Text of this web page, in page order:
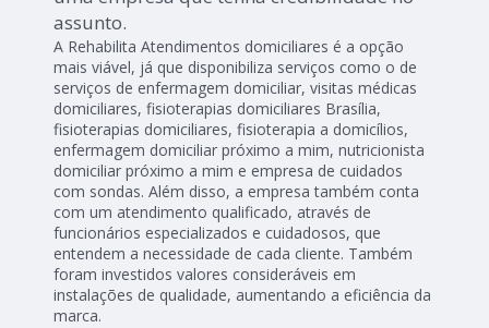
assunto.
A Rehabilita Atendimentos domiciliares é a opção
mais viável, já que disponibiliza serviços como o de
serviços de enfermagem domiciliar, visitas médicas
domiciliares, fisioterapias domiciliares Brasília,
fisioterapias domiciliares, fisioterapia a domicílios,
enfermagem domiciliar próximo a mim, nutricionista
domiciliar próximo a mim e empresa de cuidados
com sondas. Além disso, a empresa também conta
com um atendimento qualificado, através de
funcionários especializados e cuidadosos, que
entendem a necessidade de cada cliente. Também
foram investidos valores consideráveis em
instalações de qualidade, aumentando a eficiência da
marca.